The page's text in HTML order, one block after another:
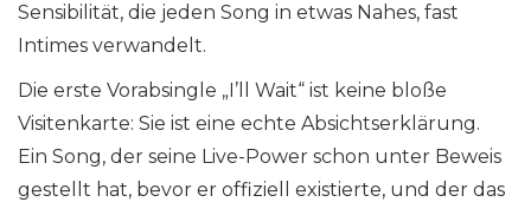
Sensibilität, die jeden Song in etwas Nahes, fast
Intimes verwandelt.
Die erste Vorabsingle „I’ll Wait“ ist keine bloße
Visitenkarte: Sie ist eine echte Absichtserklärung.
Ein Song, der seine Live-Power schon unter Beweis
gestellt hat, bevor er offiziell existierte, und der das